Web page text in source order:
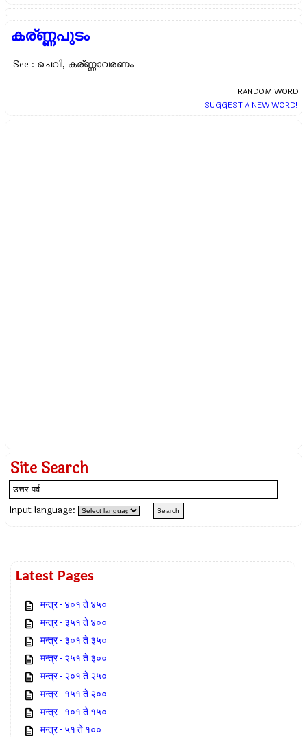
കര്ണ്ണപുടം
See : ചെവി, കര്ണ്ണാവരണം
RANDOM WORD
SUGGEST A NEW WORD!
Site Search
Input language:
Latest Pages
मन्त्र - ४०१ ते ४५०
मन्त्र - ३५१ ते ४००
मन्त्र - ३०१ ते ३५०
मन्त्र - २५१ ते ३००
मन्त्र - २०१ ते २५०
मन्त्र - १५१ ते २००
मन्त्र - १०१ ते १५०
मन्त्र - ५१ ते १००